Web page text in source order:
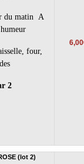
du matin A
four,
2
(lot 2)